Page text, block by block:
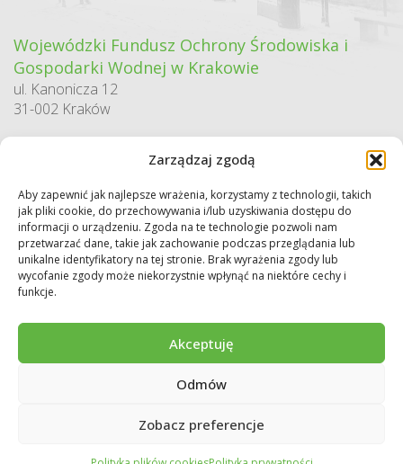
Zarządzaj zgodą
Aby zapewnić jak najlepsze wrażenia, korzystamy z technologii, takich
jak pliki cookie, do przechowywania i/lub uzyskiwania dostępu do
informacji o urządzeniu. Zgoda na te technologie pozwoli nam
przetwarzać dane, takie jak zachowanie podczas przeglądania lub
unikalne identyfikatory na tej stronie. Brak wyrażenia zgody lub
wycofanie zgody może niekorzystnie wpłynąć na niektóre cechy i
funkcje.
Akceptuję
Odmów
Zobacz preferencje
Wojewódzki Fundusz Ochrony Środowiska i
Gospodarki Wodnej w Krakowie
ul. Kanonicza 12
31-002 Kraków
Sekretariat / Dziennik podawczy
tel.: 12 422 94 90
e-mail:biuro@wfos.krakow.pl
Copyright © 2026 WFOŚiGW w Krakowie. Wszystkie prawa zastrzeżone.